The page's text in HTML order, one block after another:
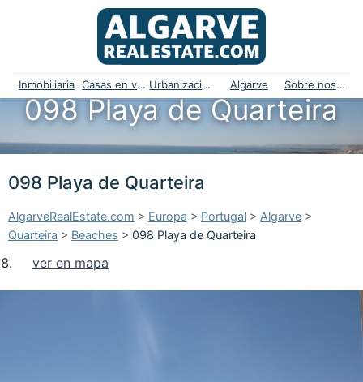
Inmobiliaria Casas en venta Urbanizaciones Algarve Sobre nosotros
098 Playa de Quarteira
098 Playa de Quarteira
AlgarveRealEstate.com > Europa > Portugal > Algarve >
Quarteira > Beaches > 098 Playa de Quarteira
ver en mapa